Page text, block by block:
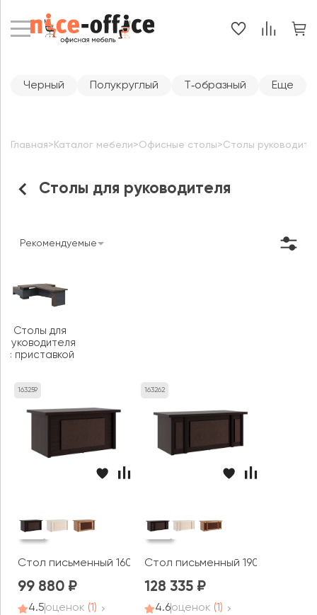
Столы для руководителя
Главная> Каталог мебели>Офисные столы>Столы
Черный Полукруглый Т‑образный Еще
Рекомендуемые
163259
Стол письменный 160x90x78 Монза / Monza
99 880
4.5оценок (1)
163262
Стол письменный 190x90x78
128 335
4.6оценок (1)
Столы для
руководителя
с приставкой